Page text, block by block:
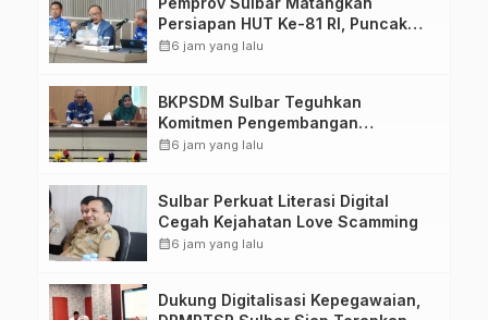
Persiapan HUT Ke-81 RI, Puncak
Upacara di Lapangan Ahmad
calendar_month6 jam yang lalu
BKPSDM Sulbar Teguhkan
Komitmen Pengembangan
Kompetensi ASN melalui
calendar_month6 jam yang lalu
Sulbar Perkuat Literasi Digital
Cegah Kejahatan Love Scamming
calendar_month6 jam yang lalu
Dukung Digitalisasi Kepegawaian,